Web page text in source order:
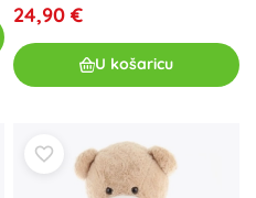
24,90 €
U košaricu